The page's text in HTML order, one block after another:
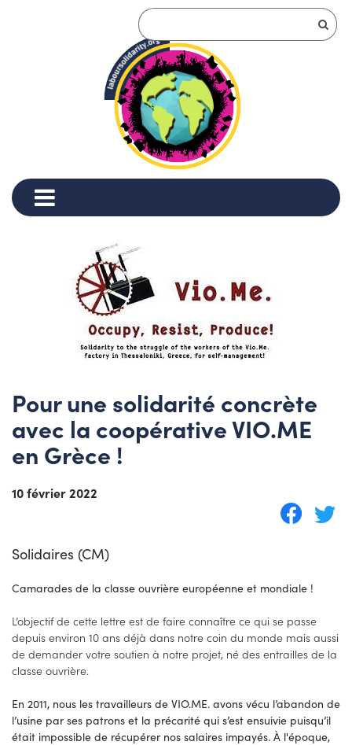
Pour une solidarité concrète
avec la coopérative VIO.ME
en Grèce !
10 février 2022
Solidaires (CM)
Camarades de la classe ouvrière européenne et mondiale !
L’objectif de cette lettre est de faire connaître ce qui se passe
depuis environ 10 ans déjà dans notre coin du monde mais aussi
de demander votre soutien à notre projet, né des entrailles de la
classe ouvrière.
En 2011, nous les travailleurs de VIO.ME. avons vécu l’abandon de
l’usine par ses patrons et la précarité qui s’est ensuivie puisqu’il
était impossible de récupérer nos salaires impayés. À l'époque,